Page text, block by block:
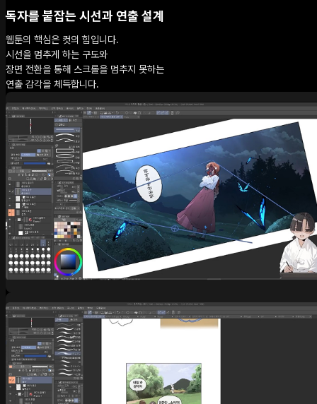
독자를 붙잡는 시선과 연출 설계
웹툰의 핵심은 컷의 힘입니다.
시선을 멈추게 하는 구도와
장면 전환을 통해 스크롤을 멈추지 못하는
연출 감각을 체득합니다.